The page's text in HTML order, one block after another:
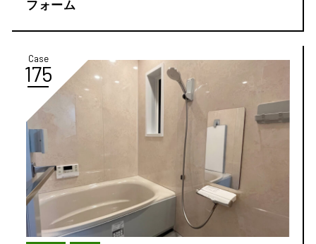
フォーム
Case
175